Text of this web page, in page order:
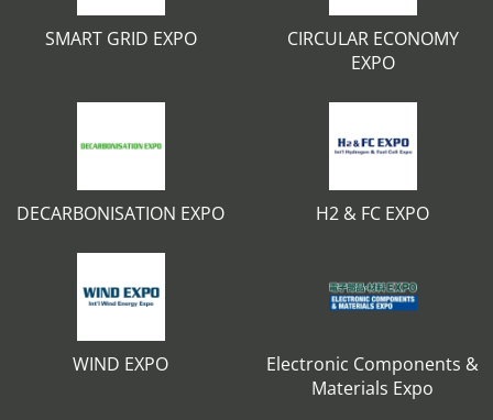
SMART GRID EXPO
CIRCULAR ECONOMY
EXPO
DECARBONISATION EXPO H2 & FC EXPO
WIND EXPO
Electronic Components &
Materials Expo